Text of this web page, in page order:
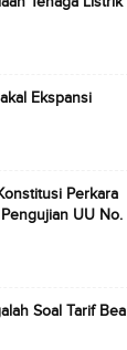
Ekspansi
Perkara
UU No.
Soal Tarif Bea